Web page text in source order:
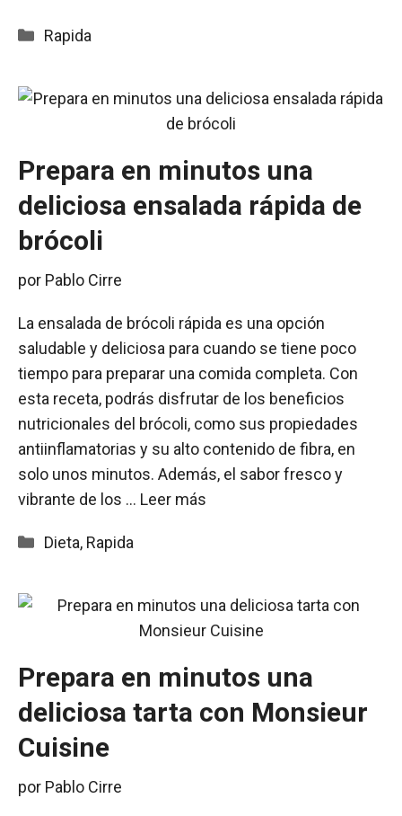
Categorías
Rapida
Prepara en minutos una
deliciosa ensalada rápida de
brócoli
por Pablo Cirre
La ensalada de brócoli rápida es una opción
saludable y deliciosa para cuando se tiene poco
tiempo para preparar una comida completa. Con
esta receta, podrás disfrutar de los beneficios
nutricionales del brócoli, como sus propiedades
antiinflamatorias y su alto contenido de fibra, en
solo unos minutos. Además, el sabor fresco y
vibrante de los … Leer más
Categorías
Dieta, Rapida
Prepara en minutos una
deliciosa tarta con Monsieur
Cuisine
por Pablo Cirre